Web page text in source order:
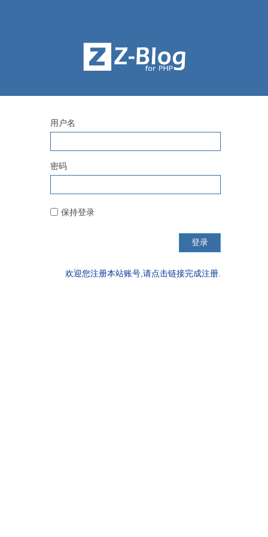
用户名
密码
保持登录
欢迎您注册本站账号,请点击链接完成注册.